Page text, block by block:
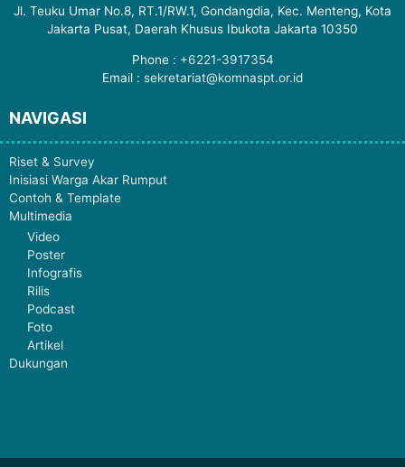
Jl. Teuku Umar No.8, RT.1/RW.1, Gondangdia, Kec. Menteng, Kota
Jakarta Pusat, Daerah Khusus Ibukota Jakarta 10350
Phone : +6221-3917354
Email : sekretariat@komnaspt.or.id
NAVIGASI
Riset & Survey
Inisiasi Warga Akar Rumput
Contoh & Template
Multimedia
Video
Poster
Infografis
Rilis
Podcast
Foto
Artikel
Dukungan